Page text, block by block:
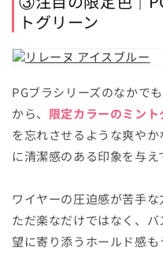
トグリーン
PGブラシリーズのなかで
から、 限定カラーのミント
を忘れさせるような爽や
に清潔感のある印象を与え
ワイヤーの圧迫感が苦手な
ただ楽なだけではなく、
望に寄り添うホールド感も